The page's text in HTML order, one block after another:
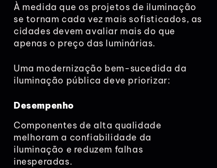
À medida que os projetos de iluminação
se tornam cada vez mais sofisticados, as
cidades devem avaliar mais do que
apenas o preço das luminárias.
Uma modernização bem-sucedida da
iluminação pública deve priorizar:
Desempenho
Componentes de alta qualidade
melhoram a confiabilidade da
iluminação e reduzem falhas
inesperadas.